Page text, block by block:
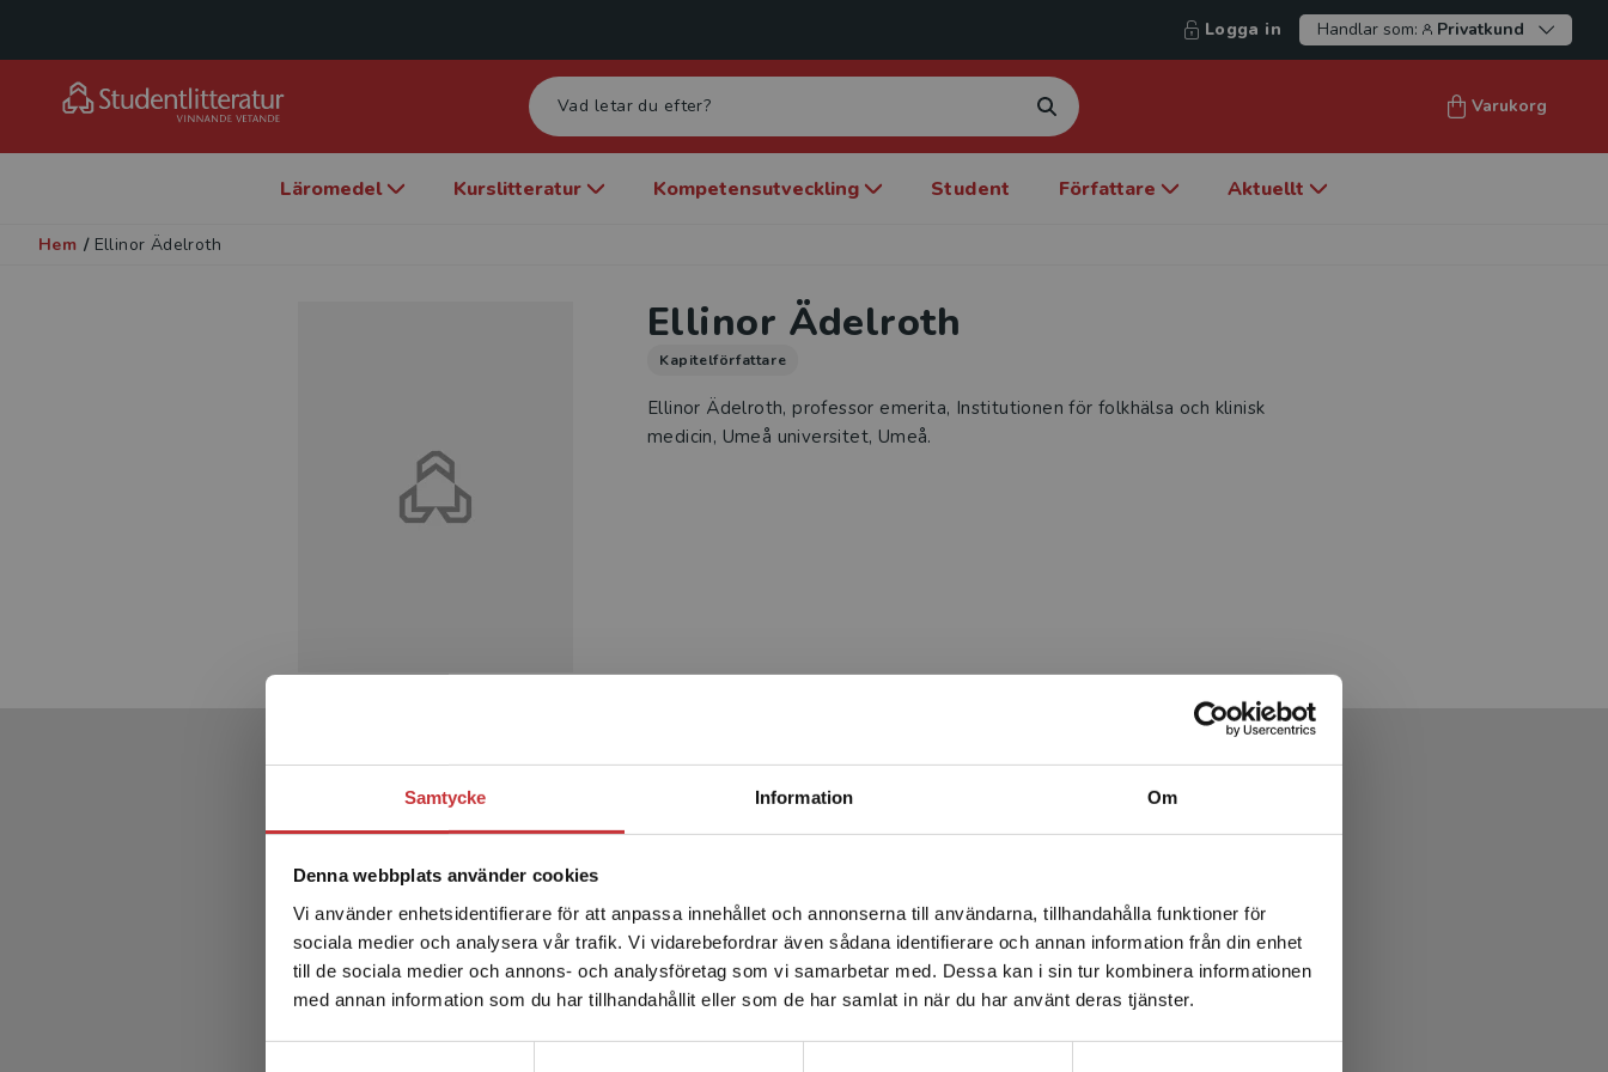
Samtycke Information Om
Denna webbplats använder cookies
Vi använder enhetsidentifierare för att anpassa innehållet och annonserna till användarna, tillhandahålla funktioner för
sociala medier och analysera vår trafik. Vi vidarebefordrar även sådana identifierare och annan information från din enhet
till de sociala medier och annons- och analysföretag som vi samarbetar med. Dessa kan i sin tur kombinera informationen
med annan information som du har tillhandahållit eller som de har samlat in när du har använt deras tjänster.
Begränsad fraktregion
Det verkar som att du besöker studentlitteratur.se via en
enhet utanför Sverige. Vi erbjuder inte leveranser utanför
Sverige. För att kunna slutföra ett köp måste
leveransadressen vara i Sverige.Läs mer
Logga in Handlar som: Privatkund
Varukorg
Läromedel Kurslitteratur Kompetensutveckling Student Författare Aktuellt
Hem / Ellinor Ädelroth
Ellinor Ädelroth
Kapitelförfattare
Ellinor Ädelroth, professor emerita, Institutionen för folkhälsa och klinisk
medicin, Umeå universitet, Umeå.
Produkter